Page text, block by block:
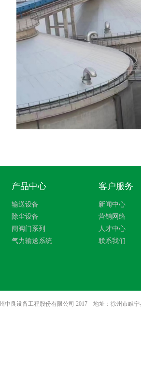
产品中心
输送设备
除尘设备
闸阀门系列
气力输送系统
客户服务
新闻中心
营销网络
人才中心
联系我们
中良设备工程股份有限公司 2017 地址：徐州市睢